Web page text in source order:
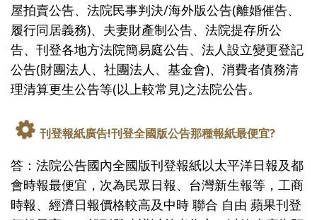
屋拍賣公告、法院民事判決/海外版公告(離婚催告、
履行同居義務)、夫妻財產制公告、法院提存所公
告、刊登各地方法院簡易庭公告、法人設立變更登記
公告(財團法人、社團法人、基金會)、消費者債務清
理清算更生公告等(以上較常見)之法院公告。
刊登報紙廣告!刊登全國版公告那種報紙最便宜?
答：法院公告國內全國版刊登報紙以太平洋日報及都
會時報最便宜，次為民眾日報、台灣新生報等，工商
時報、經濟日報價格較高及中時 聯合 自由 蘋果刊登